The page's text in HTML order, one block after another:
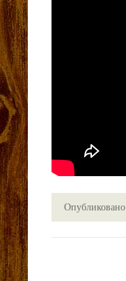
Опубликовано